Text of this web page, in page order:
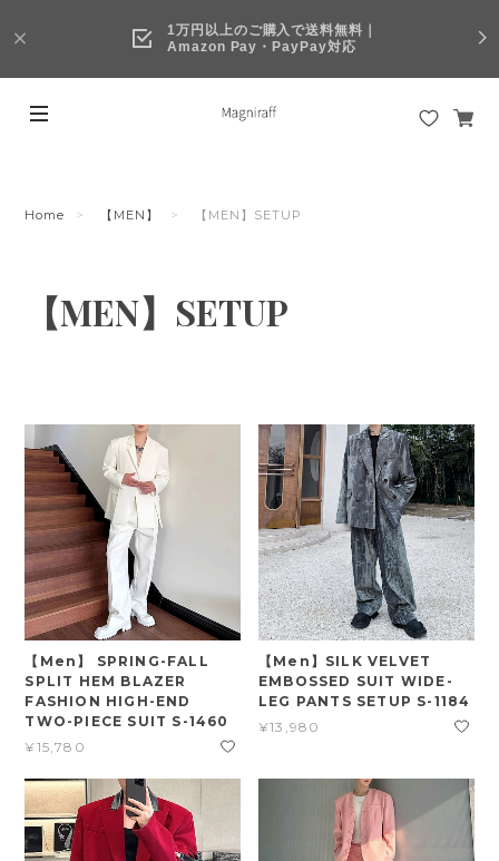
1万円以上のご購入で送料無料｜
Amazon Pay・PayPay対応
Home 【MEN】 【MEN】SETUP
【MEN】SETUP
【Men】 SPRING-FALL
SPLIT HEM BLAZER
FASHION HIGH-END
TWO-PIECE SUIT S-1460
¥15,780
【Men】SILK VELVET
EMBOSSED SUIT WIDE-
LEG PANTS SETUP S-1184
¥13,980